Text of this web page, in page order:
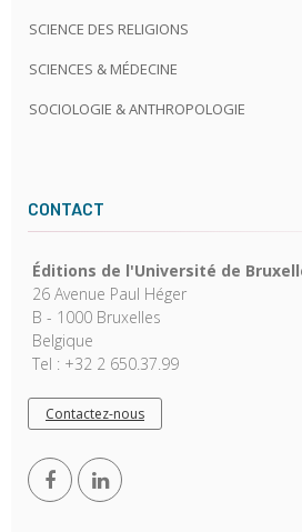
SCIENCE DES RELIGIONS
SCIENCES & MÉDECINE
SOCIOLOGIE & ANTHROPOLOGIE
CONTACT
Éditions de l'Université de
26 Avenue Paul Héger
B - 1000 Bruxelles
Belgique
Tel : +32 2 650.37.99
Contactez-nous